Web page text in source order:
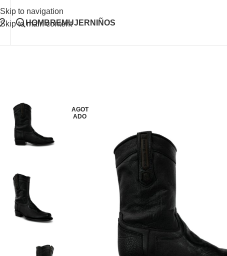
Skip to navigation
Skip to main content
HOMBREMUJER NIÑOS
AGOT
ADO